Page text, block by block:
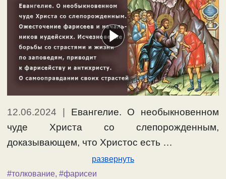
12.06.2024
Евангелие. О необыкновенном
чуде Христа со слепорожденным,
доказывающем, что Христос есть …
развернуть
#толкование, #фарисеи